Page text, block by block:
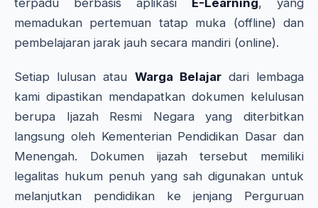
terpadu berbasis aplikasi E-Learning, yang
memadukan pertemuan tatap muka (offline) dan
pembelajaran jarak jauh secara mandiri (online).
Setiap lulusan atau Warga Belajardari lembaga
kami dipastikan mendapatkan dokumen kelulusan
berupa Ijazah Resmi Negara yang diterbitkan
langsung oleh Kementerian Pendidikan Dasar dan
Menengah. Dokumen ijazah tersebut memiliki
legalitas hukum penuh yang sah digunakan untuk
melanjutkan pendidikan ke jenjang Perguruan